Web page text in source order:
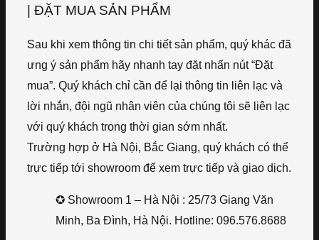
| ĐẶT MUA SẢN PHẨM
Sau khi xem thông tin chi tiết sản phẩm, quý khác đã
ưng ý sản phẩm hãy nhanh tay đặt nhấn nút “Đặt
mua”. Quý khách chỉ cần để lại thông tin liên lạc và
lời nhắn, đội ngũ nhân viên của chúng tôi sẽ liên lạc
với quý khách trong thời gian sớm nhất.
Trường hợp ở Hà Nội, Bắc Giang, quý khách có thể
trực tiếp tới showroom để xem trực tiếp và giao dịch.
✪ Showroom 1 – Hà Nội : 25/73 Giang Văn
Minh, Ba Đình, Hà Nội. Hotline: 096.576.8688